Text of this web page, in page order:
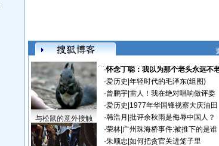
与松鼠的意外接触
·怀念丁聪：我以为那个老头永远不
·爱历史 年轻时代的毛泽东(组图)
·曾鹏宇| 雷人！我在绝对唱响做评委
·爱历史 1977年华国锋视察大庆油田
·韩浩月 批评余秋雨是侮辱中国人？
·荣林| 广州珠海桥事件:被推下的是谁
·朱顺忠 如何把贪官关进笼子里